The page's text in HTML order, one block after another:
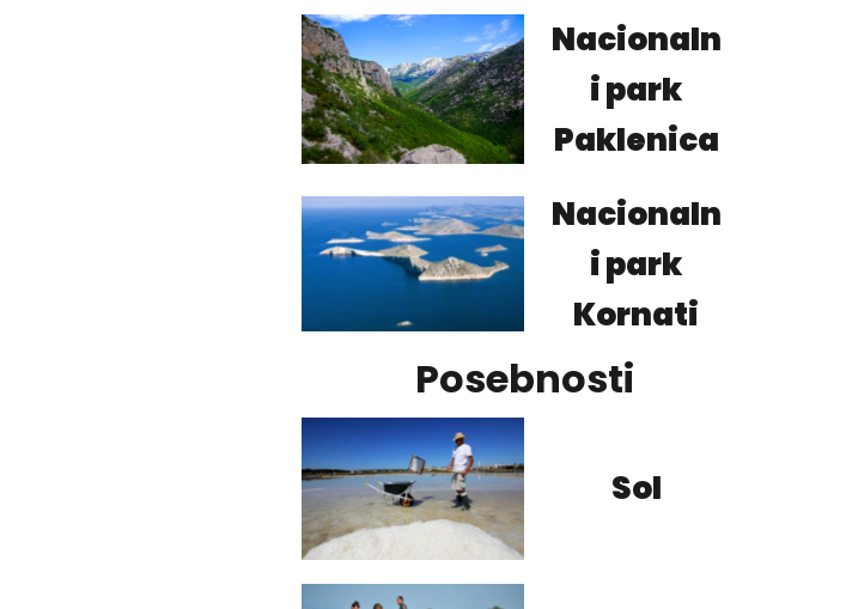
Nacionaln
i park
Paklenica
Nacionaln
i park
Kornati
Posebnosti
Sol